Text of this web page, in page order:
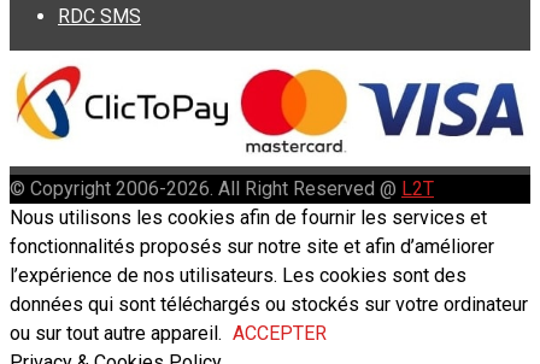
RDC SMS
© Copyright 2006-2026. All Right Reserved @ L2T
Nous utilisons les cookies afin de fournir les services et
fonctionnalités proposés sur notre site et afin d’améliorer
l’expérience de nos utilisateurs. Les cookies sont des
données qui sont téléchargés ou stockés sur votre ordinateur
ou sur tout autre appareil. ACCEPTER